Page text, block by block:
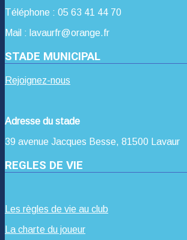
Téléphone : 05 63 41 44 70
Mail : lavaurfr@orange.fr
STADE MUNICIPAL
Rejoignez-nous
Adresse du stade
39 avenue Jacques Besse, 81500 Lavaur
REGLES DE VIE
Les règles de vie au club
La charte du joueur